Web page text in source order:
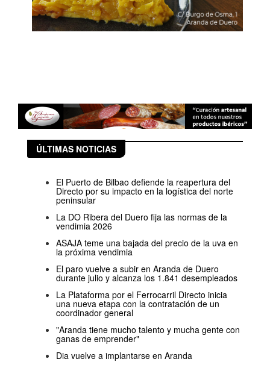
ÚLTIMAS NOTICIAS
El Puerto de Bilbao defiende la reapertura del
Directo por su impacto en la logística del norte
peninsular
La DO Ribera del Duero fija las normas de la
vendimia 2026
ASAJA teme una bajada del precio de la uva en
la próxima vendimia
El paro vuelve a subir en Aranda de Duero
durante julio y alcanza los 1.841 desempleados
La Plataforma por el Ferrocarril Directo inicia
una nueva etapa con la contratación de un
coordinador general
"Aranda tiene mucho talento y mucha gente con
ganas de emprender"
Dia vuelve a implantarse en Aranda